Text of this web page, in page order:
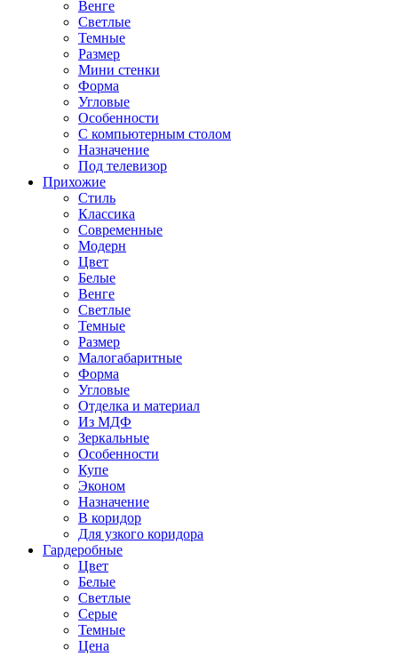
Венге
Светлые
Темные
Размер
Мини стенки
Форма
Угловые
Особенности
С компьютерным столом
Назначение
Под телевизор
Прихожие
Стиль
Классика
Современные
Модерн
Цвет
Белые
Венге
Светлые
Темные
Размер
Малогабаритные
Форма
Угловые
Отделка и материал
Из МДФ
Зеркальные
Особенности
Купе
Эконом
Назначение
В коридор
Для узкого коридора
Гардеробные
Цвет
Белые
Светлые
Серые
Темные
Цена